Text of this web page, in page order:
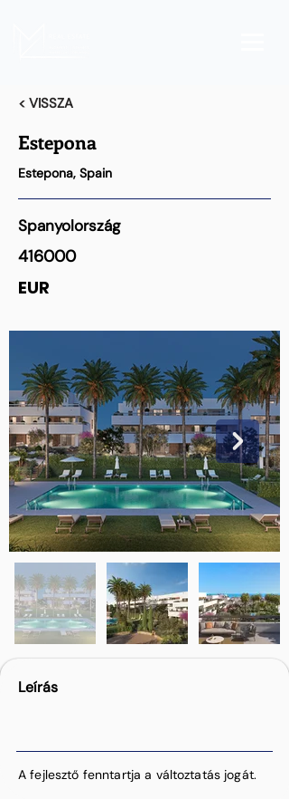
< VISSZA
Estepona
Estepona, Spain
Spanyolország
416000
EUR
Leírás
A fejlesztő fenntartja a változtatás jogát.